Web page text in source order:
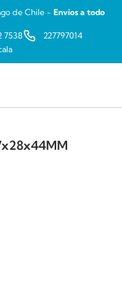
de Chile - Envíos a todo
7538
227797014